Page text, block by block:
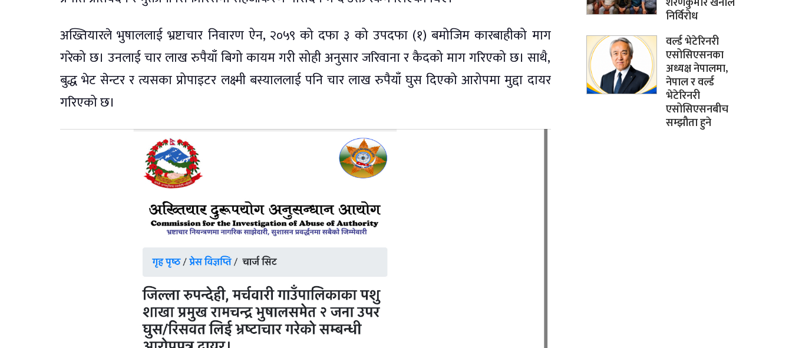
अख्तियारले भुषाललाई भ्रष्टाचार निवारण ऐन, २०५९ को दफा ३ को उपदफा (१) बमोजिम कारबाहीको माग
गरेको छ। उनलाई चार लाख रुपैयाँ बिगो कायम गरी सोही अनुसार जरिवाना र कैदको माग गरिएको छ। साथै,
बुद्ध भेट सेन्टर र त्यसका प्रोपाइटर लक्ष्मी बस्याललाई पनि चार लाख रुपैयाँ घुस दिएको आरोपमा मुद्दा दायर
गरिएको छ।
निर्विरोध
वर्ल्ड भेटेरिनरी
एसोसिएसनका
अध्यक्ष नेपालमा,
नेपाल र वर्ल्ड
भेटेरिनरी
एसोसिएसनबीच
सम्झौता हुने